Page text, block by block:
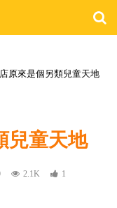
原來是個另類兒童天地
兒童天地
2.1K 1